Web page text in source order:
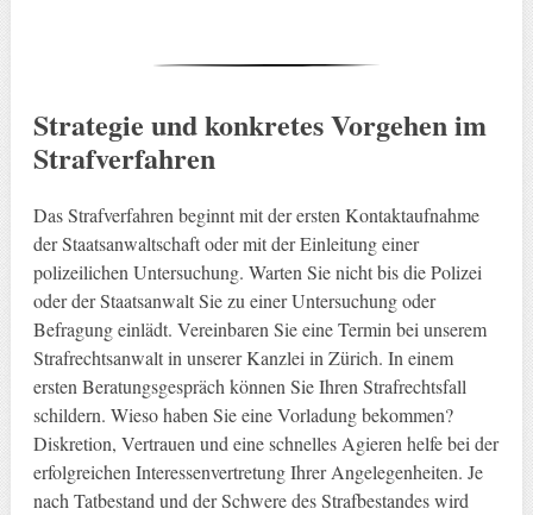
Strategie und konkretes Vorgehen im
Strafverfahren
Das Strafverfahren beginnt mit der ersten Kontaktaufnahme
der Staatsanwaltschaft oder mit der Einleitung einer
polizeilichen Untersuchung. Warten Sie nicht bis die Polizei
oder der Staatsanwalt Sie zu einer Untersuchung oder
Befragung einlädt. Vereinbaren Sie eine Termin bei unserem
Strafrechtsanwalt in unserer Kanzlei in Zürich. In einem
ersten Beratungsgespräch können Sie Ihren Strafrechtsfall
schildern. Wieso haben Sie eine Vorladung bekommen?
Diskretion, Vertrauen und eine schnelles Agieren helfe bei der
erfolgreichen Interessenvertretung Ihrer Angelegenheiten. Je
nach Tatbestand und der Schwere des Strafbestandes wird